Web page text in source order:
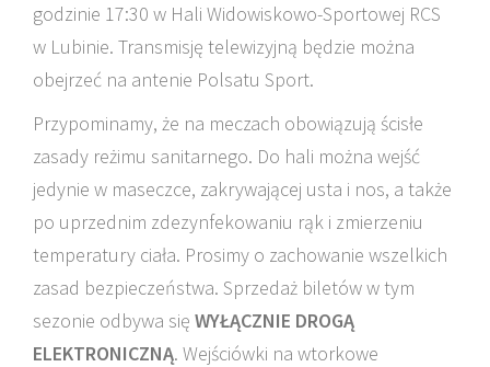
godzinie 17:30 w Hali Widowiskowo-Sportowej RCS
w Lubinie. Transmisję telewizyjną będzie można
obejrzeć na antenie Polsatu Sport.
Przypominamy, że na meczach obowiązują ścisłe
zasady reżimu sanitarnego. Do hali można wejść
jedynie w maseczce, zakrywającej usta i nos, a także
po uprzednim zdezynfekowaniu rąk i zmierzeniu
temperatury ciała. Prosimy o zachowanie wszelkich
zasad bezpieczeństwa. Sprzedaż biletów w tym
sezonie odbywa się WYŁĄCZNIE DROGĄ
ELEKTRONICZNĄ. Wejściówki na wtorkowe